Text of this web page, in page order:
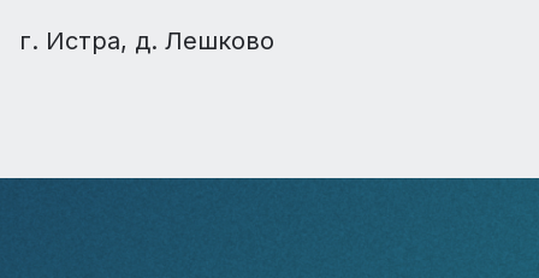
г. Истра, д. Лешково